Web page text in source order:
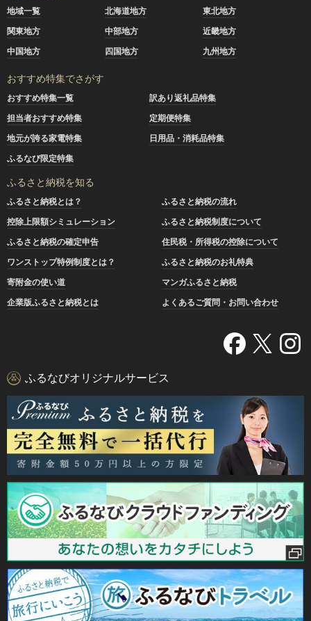
地域一覧 北海道地方
東北地方
関東地方
中部地方
近畿地方
中国地方
四国地方 九州地方
おすすめ特集でさがす
おすすめ特集一覧
訳あり返礼品特集
担当者おすすめ特集
定期便特集
地元が誇る家電特集
日用品・消耗品特集
ふるなび限定特集
ふるさと納税を知る
ふるさと納税とは？
ふるさと納税の流れ
控除上限額シミュレーション
ふるさと納税制度について
ふるさと納税の確定申告
住民税・所得税の控除について
ワンストップ特例制度とは？
ふるさと納税のお礼特典
寄附金の使い道
マンガふるさと納税
企業版ふるさと納税とは
よくあるご質問・お問い合わせ
ふるなびオリジナルサービス